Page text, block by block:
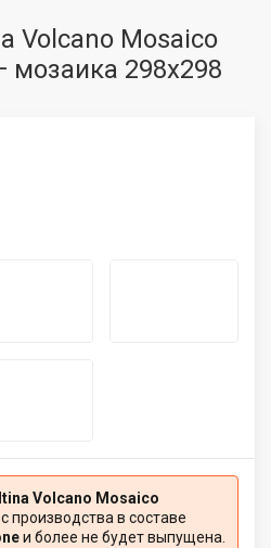
Volcano Mosaico
мозаика 298x298
Volcano Mosaico
производства в составе
и более не будет выпущена.